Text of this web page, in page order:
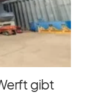
gibt